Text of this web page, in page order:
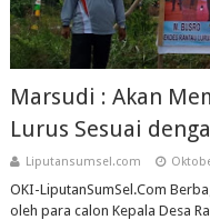
Marsudi : Akan
Lurus Sesuai
Liputansumsel.com
OKI-LiputanSumSel.Com
oleh para calon Kepala Desa